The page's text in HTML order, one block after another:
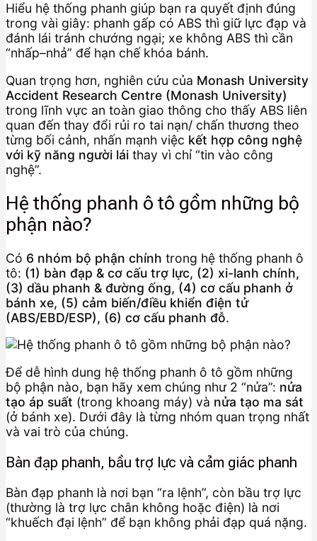
Hiểu hệ thống phanh giúp bạn ra quyết định đúng
trong vài giây: phanh gấp có ABS thì giữ lực đạp và
đánh lái tránh chướng ngại; xe không ABS thì cần
“nhấp–nhả” để hạn chế khóa bánh.
Quan trọng hơn, nghiên cứu của Monash University
Accident Research Centre (Monash University)
trong lĩnh vực an toàn giao thông cho thấy ABS liên
quan đến thay đổi rủi ro tai nạn/ chấn thương theo
từng bối cảnh, nhấn mạnh việc kết hợp công nghệ
với kỹ năng người lái thay vì chỉ “tin vào công
nghệ”.
Hệ thống phanh ô tô gồm những bộ
phận nào?
Có 6 nhóm bộ phận chính trong hệ thống phanh ô
tô: (1) bàn đạp & cơ cấu trợ lực, (2) xi-lanh chính,
(3) dầu phanh & đường ống, (4) cơ cấu phanh ở
bánh xe, (5) cảm biến/điều khiển điện tử
(ABS/EBD/ESP), (6) cơ cấu phanh đỗ.
Để dễ hình dung hệ thống phanh ô tô gồm những
bộ phận nào, bạn hãy xem chúng như 2 “nửa”: nửa
tạo áp suất (trong khoang máy) và nửa tạo ma sát
(ở bánh xe). Dưới đây là từng nhóm quan trọng nhất
và vai trò của chúng.
Bàn đạp phanh, bầu trợ lực và cảm giác phanh
Bàn đạp phanh là nơi bạn “ra lệnh”, còn bầu trợ lực
(thường là trợ lực chân không hoặc điện) là nơi
“khuếch đại lệnh” để bạn không phải đạp quá nặng.